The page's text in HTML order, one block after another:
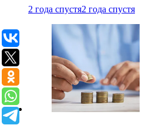
2 года спустя2 года спустя